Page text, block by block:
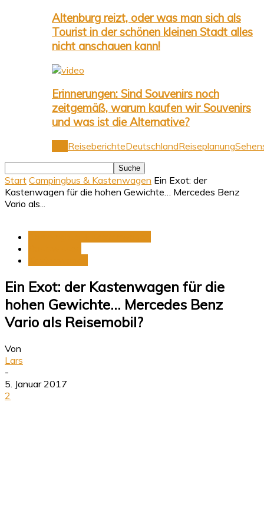
Altenburg reizt, oder was man sich als
Tourist in der schönen kleinen Stadt alles
nicht anschauen kann!
Erinnerungen: Sind Souvenirs noch
zeitgemäß, warum kaufen wir Souvenirs
und was ist die Alternative?
ReiseberichteDeutschlandReiseplanung
Start Campingbus & Kastenwagen Ein Exot: der
Kastenwagen für die hohen Gewichte… Mercedes Benz
Vario als...
Ein Exot: der Kastenwagen für die
hohen Gewichte… Mercedes Benz
Vario als Reisemobil?
Von
Lars
-
5. Januar 2017
2